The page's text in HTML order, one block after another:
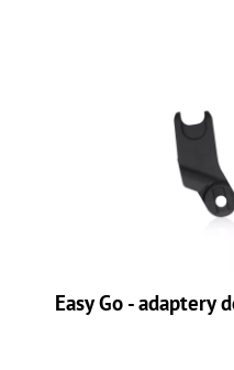
Easy Go - adaptery